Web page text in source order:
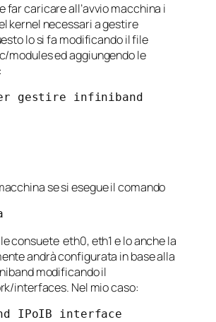
far caricare all’avvio macchina i
kernel necessari a gestire
lo si fa modificando il file
modules ed aggiungendo le
gestire infiniband
se si esegue il comando
consuete eth0, eth1 e lo anche la
andrà configurata in base alla
modificando il
interfaces. Nel mio caso:
IPoIB interface